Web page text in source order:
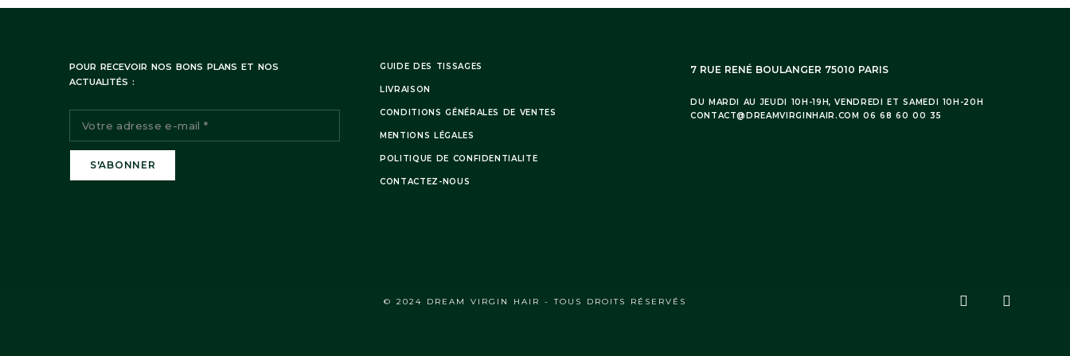
POUR RECEVOIR NOS BONS PLANS ET NOS
ACTUALITÉS :
GUIDE DES TISSAGES
LIVRAISON
CONDITIONS GÉNÉRALES DE VENTES
MENTIONS LÉGALES
POLITIQUE DE CONFIDENTIALITE
CONTACTEZ-NOUS
7 RUE RENÉ BOULANGER 75010 PARIS
DU MARDI AU JEUDI 10H-19H, VENDREDI ET SAMEDI 10H-20H
CONTACT@DREAMVIRGINHAIR.COM 06 68 60 00 35
© 2024 DREAM VIRGIN HAIR - TOUS DROITS RÉSERVÉS